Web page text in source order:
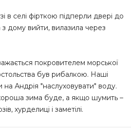
в селі фірткою підперли двері до
дому вийти, вилазила через
покровителем морської
був рибалкою. Наші
Андрія "наслуховувати" воду.
зима буде, а якщо шумить –
хурделиці і заметілі.